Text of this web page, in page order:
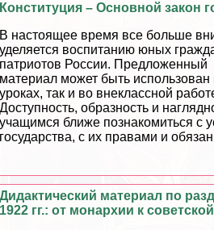
Конституция – Основной закон
В настоящее время все больше
уделяется воспитанию юных
патриотов России. Предложенный
материал может быть использован
уроках, так и во внеклассной
Доступность, образность и
учащимся ближе познакомиться с
государства, с их правами и
Дидактический материал по
1922 гг.: от монархии к